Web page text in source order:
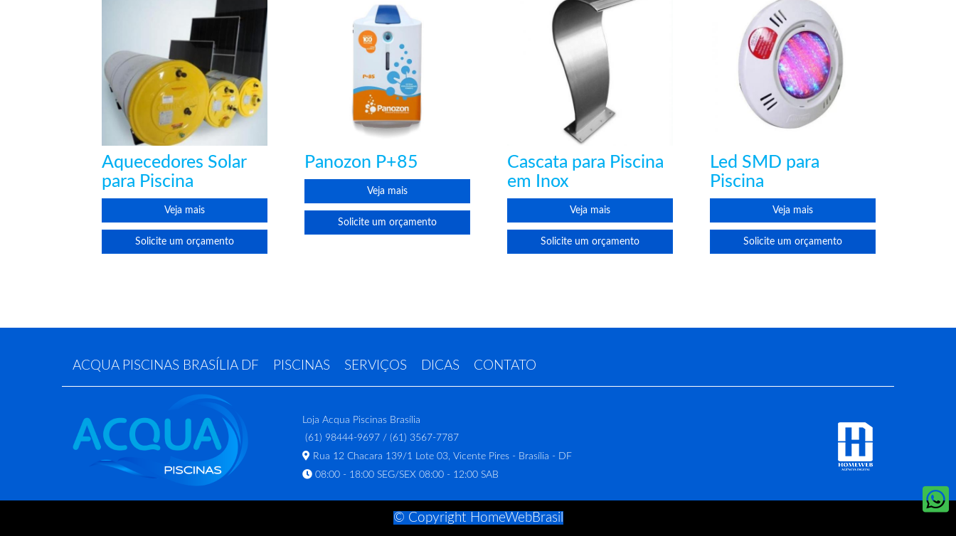
Aquecedores Solar
para Piscina
Veja mais
Solicite um orçamento
Panozon P+85
Veja mais
Solicite um orçamento
Cascata para Piscina
em Inox
Veja mais
Solicite um orçamento
Led SMD para
Piscina
Veja mais
Solicite um orçamento
ACQUA PISCINAS BRASÍLIA DF PISCINAS SERVIÇOS DICAS CONTATO
Loja Acqua Piscinas Brasília
(61) 98444-9697 / (61) 3567-7787
Rua 12 Chacara 139/1 Lote 03, Vicente Pires - Brasília - DF
08:00 - 18:00 SEG/SEX 08:00 - 12:00 SAB
© Copyright HomeWebBrasil